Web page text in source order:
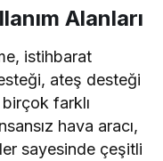
Alanları
istihbarat
ateş desteği
farklı
hava aracı,
sayesinde çeşitli